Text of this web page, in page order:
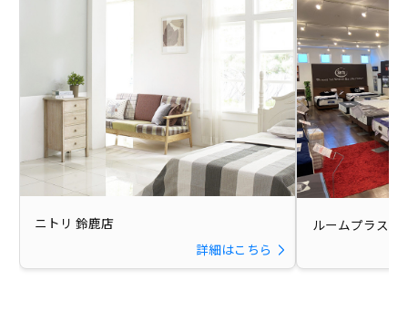
ニトリ 鈴鹿店
詳細はこちら
ルームプラス